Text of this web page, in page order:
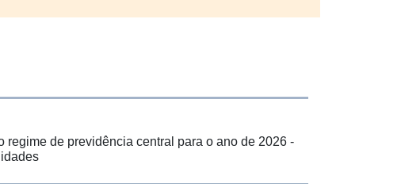
regime de previdência central para o ano de 2026 -